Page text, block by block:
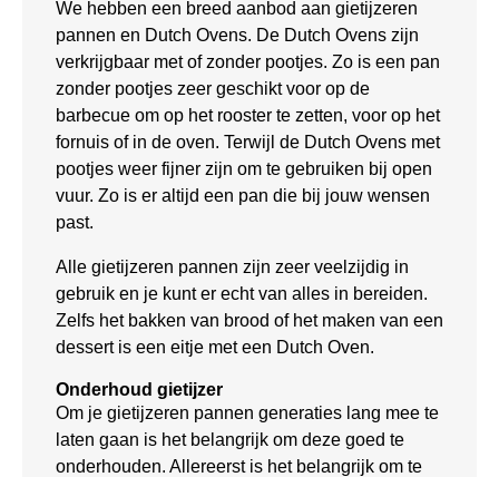
We hebben een breed aanbod aan gietijzeren
pannen en Dutch Ovens. De Dutch Ovens zijn
verkrijgbaar met of zonder pootjes. Zo is een pan
zonder pootjes zeer geschikt voor op de
barbecue om op het rooster te zetten, voor op het
fornuis of in de oven. Terwijl de Dutch Ovens met
pootjes weer fijner zijn om te gebruiken bij open
vuur. Zo is er altijd een pan die bij jouw wensen
past.
Alle gietijzeren pannen zijn zeer veelzijdig in
gebruik en je kunt er echt van alles in bereiden.
Zelfs het bakken van brood of het maken van een
dessert is een eitje met een Dutch Oven.
Onderhoud gietijzer
Om je gietijzeren pannen generaties lang mee te
laten gaan is het belangrijk om deze goed te
onderhouden. Allereerst is het belangrijk om te